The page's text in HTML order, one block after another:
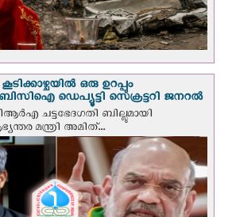
ഒരു ഉറപ്പും
സിബിസിഐ ഡെപ്യൂട്ടി സെക്രട്ടറി ജനറല്‍
ചട്ടഭേദഗതി ബില്ലുമായി
മന്ത്രി അമിത്...